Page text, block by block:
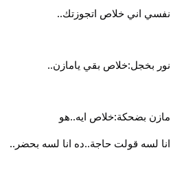
نفسي اني خلاص اتجوزتك..
نور بخجل:خلاص بقي يامازن..
مازن بضحكة:خلاص ايه..هو
انا لسه قولت حاجة..ده انا لسه بحضر..